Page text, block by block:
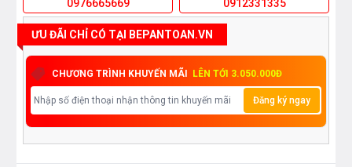
0976665669 0912331335
ƯU ĐÃI CHỈ CÓ TẠI BEPANTOAN.VN
CHƯƠNG TRÌNH KHUYẾN MÃI LÊN TỚI 3.050.000Đ
Đăng ký ngay